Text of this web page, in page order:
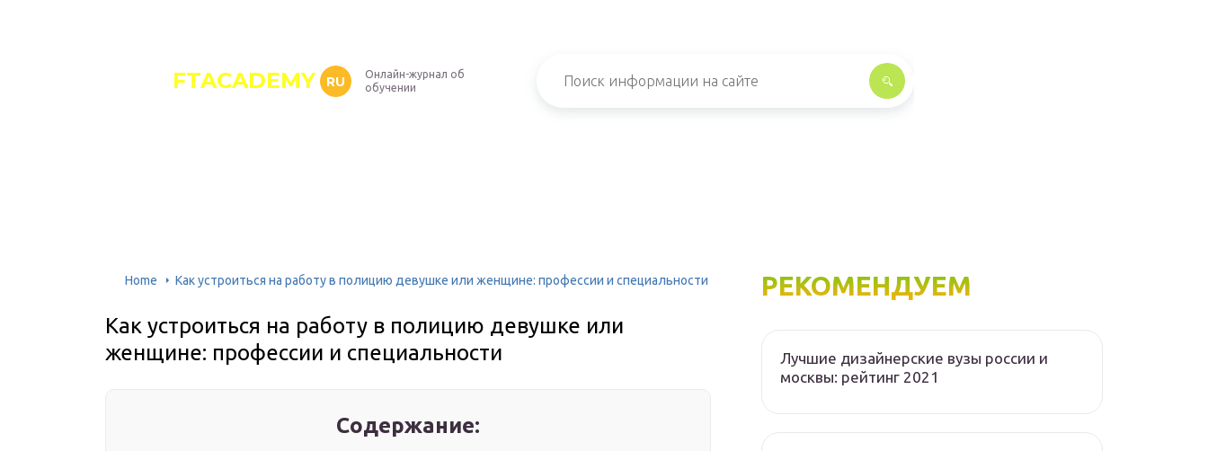
FTACADEMY RU
Онлайн-журнал об
обучении
Home Как устроиться на работу в полицию девушке или женщине: профессии и специальности
Как устроиться на работу в полицию девушке или
женщине: профессии и специальности
Содержание:
РЕКОМЕНДУЕМ
Лучшие дизайнерские вузы россии и
москвы: рейтинг 2021